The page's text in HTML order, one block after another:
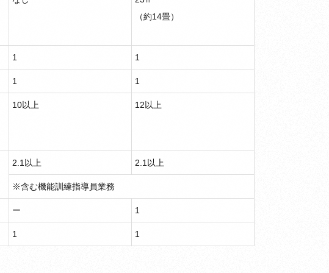
（約14畳）
1 1
1 1
10以上 12以上
2.1以上 2.1以上
※含む機能訓練指導員業務
ー 1
1 1